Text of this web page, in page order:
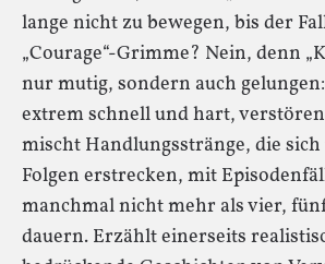
lange nicht zu bewegen, bis der
„Courage“-Grimme? Nein, denn
nur mutig, sondern auch
extrem schnell und hart,
mischt Handlungsstränge, die
Folgen erstrecken, mit
manchmal nicht mehr als vier,
dauern. Erzählt einerseits